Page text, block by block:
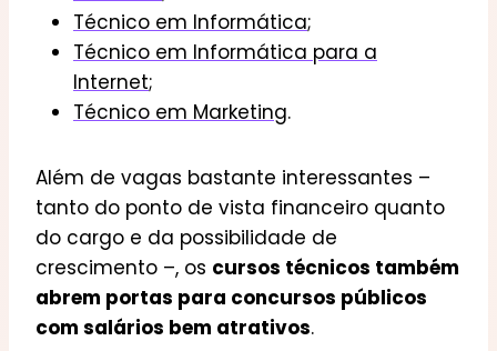
Técnico em Informática;
Técnico em Informática para a
Internet;
Técnico em Marketing.
Além de vagas bastante interessantes –
tanto do ponto de vista financeiro quanto
do cargo e da possibilidade de
crescimento –, os cursos técnicos também
abrem portas para concursos públicos
com salários bem atrativos.